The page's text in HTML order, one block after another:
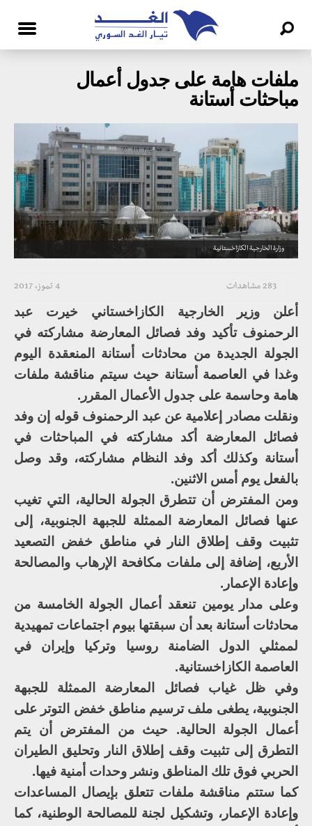
ملفات هامة على جدول أعمال
مباحثات أستانة
وزارة الخارجية الكازاخستانية
4 تموز، 2017 283 مشاهدات
أعلن وزير الخارجية الكازاخستاني خيرت عبد
الرحمنوف تأكيد وفد فصائل المعارضة مشاركته في
الجولة الجديدة من محادثات أستانة المنعقدة اليوم
وغدا في العاصمة أستانة حيث سيتم مناقشة ملفات
هامة وحاسمة على جدول الأعمال المقرر.
ونقلت مصادر إعلامية عن عبد الرحمنوف قوله إن وفد
فصائل المعارضة أكد مشاركته في المباحثات في
أستانة وكذلك أكد وفد النظام مشاركته، وقد وصل
بالفعل يوم أمس الاثنين.
ومن المفترض أن تتطرق الجولة الحالية، التي تغيب
عنها فصائل المعارضة الممثلة للجبهة الجنوبية، إلى
تثبيت وقف إطلاق النار في مناطق خفض التصعيد
الأربع، إضافة إلى ملفات مكافحة الإرهاب والمصالحة
وإعادة الإعمار.
وعلى مدار يومين تنعقد أعمال الجولة الخامسة من
محادثات أستانة بعد أن سبقتها بيوم اجتماعات تمهيدية
لممثلي الدول الضامنة روسيا وتركيا وإيران في
العاصمة الكازاخستانية.
وفي ظل غياب فصائل المعارضة الممثلة للجبهة
الجنوبية، يطغى ملف ترسيم مناطق خفض التوتر على
أعمال الجولة الحالية. حيث من المفترض أن يتم
التطرق إلى تثبيت وقف إطلاق النار وتحليق الطيران
الحربي فوق تلك المناطق ونشر وحدات أمنية فيها.
كما ستتم مناقشة ملفات تتعلق بإيصال المساعدات
وإعادة الإعمار، وتشكيل لجنة للمصالحة الوطنية، كما